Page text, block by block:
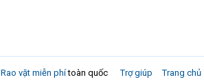
Trợ giúp Trang chủ
Rao vặt miễn phítoàn quốc